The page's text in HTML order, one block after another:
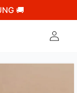
🚚